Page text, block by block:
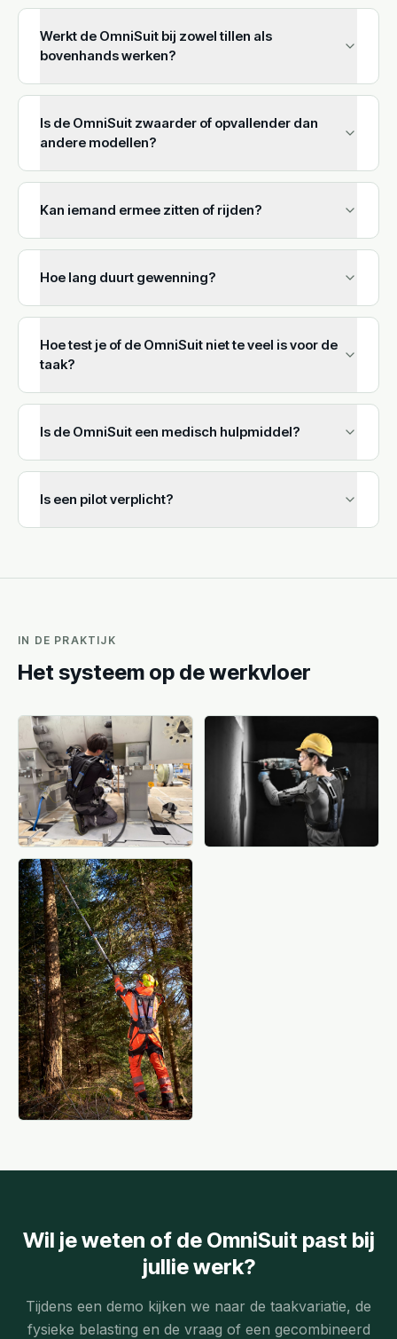
Werkt de OmniSuit bij zowel tillen als
bovenhands werken?
Is de OmniSuit zwaarder of opvallender dan
andere modellen?
Kan iemand ermee zitten of rijden?
Hoe lang duurt gewenning?
Hoe test je of de OmniSuit niet te veel is voor de
taak?
Is de OmniSuit een medisch hulpmiddel?
Is een pilot verplicht?
IN DE PRAKTIJK
Het systeem op de werkvloer
Wil je weten of de OmniSuit past bij
jullie werk?
Tijdens een demo kijken we naar de taakvariatie, de
fysieke belasting en de vraag of een gecombineerd